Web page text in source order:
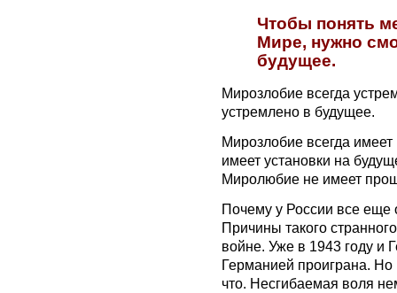
Чтобы понять
Мире, нужно
будущее.
Мирозлобие всегда
устремлено в будущее.
Мирозлобие всегда
имеет установки на
Миролюбие не имеет
Почему у России все еще
Причины такого
войне. Уже в 1943 году и
Германией проиграна.
что. Несгибаемая воля